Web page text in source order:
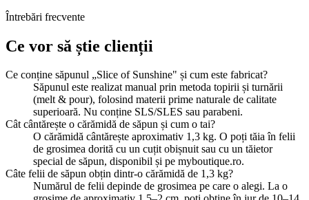
Întrebări frecvente
Ce vor să știe clienții
Ce conține săpunul „Slice of Sunshine" și cum este fabricat?
Săpunul este realizat manual prin metoda topirii și turnării
(melt & pour), folosind materii prime naturale de calitate
superioară. Nu conține SLS/SLES sau parabeni.
Cât cântărește o cărămidă de săpun și cum o tai?
O cărămidă cântărește aproximativ 1,3 kg. O poți tăia în felii
de grosimea dorită cu un cuțit obișnuit sau cu un tăietor
special de săpun, disponibil și pe myboutique.ro.
Câte felii de săpun obțin dintr-o cărămidă de 1,3 kg?
Numărul de felii depinde de grosimea pe care o alegi. La o